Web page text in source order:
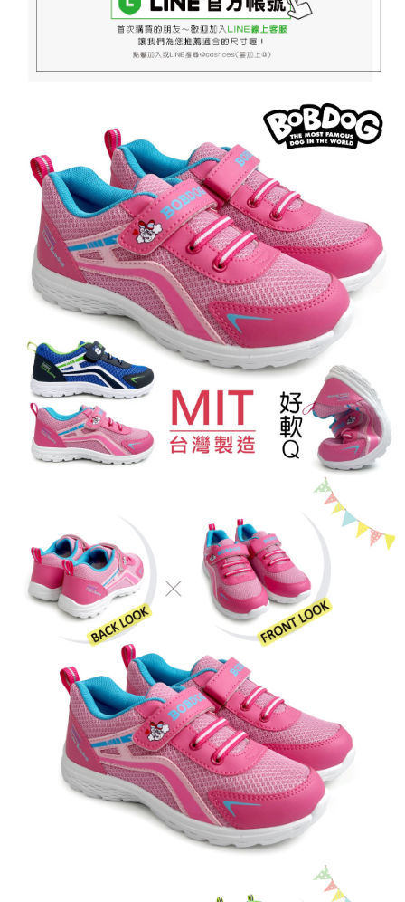
請求用戶進行身份認證。
５．嚴禁一人註冊多個帳號或使用他人資訊註冊。若發現惡意使用之情形，
恩沛科技股份有限公司將有權停止該用戶之使用額度並採取法律行動。